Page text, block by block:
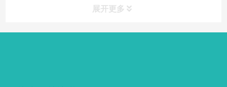
展开更多